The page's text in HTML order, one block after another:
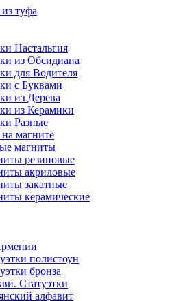
туфа
Настальгия
из Обсидиана
для Водителя
с Буквами
из Дерева
из Керамики
Разные
магните
магниты
резиновые
акриловые
закатные
керамические
полистоун
бронза
Статуэтки
алфавит